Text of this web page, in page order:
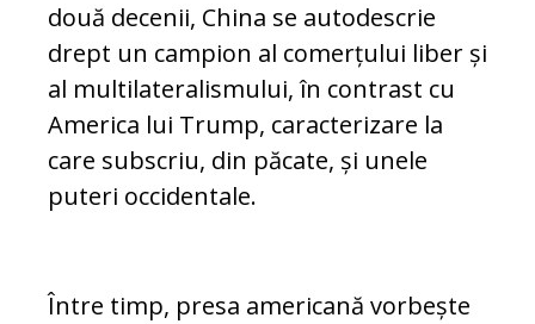
două decenii, China se autodescrie
drept un campion al comerțului liber și
al multilateralismului, în contrast cu
America lui Trump, caracterizare la
care subscriu, din păcate, și unele
puteri occidentale.
Între timp, presa americană vorbește